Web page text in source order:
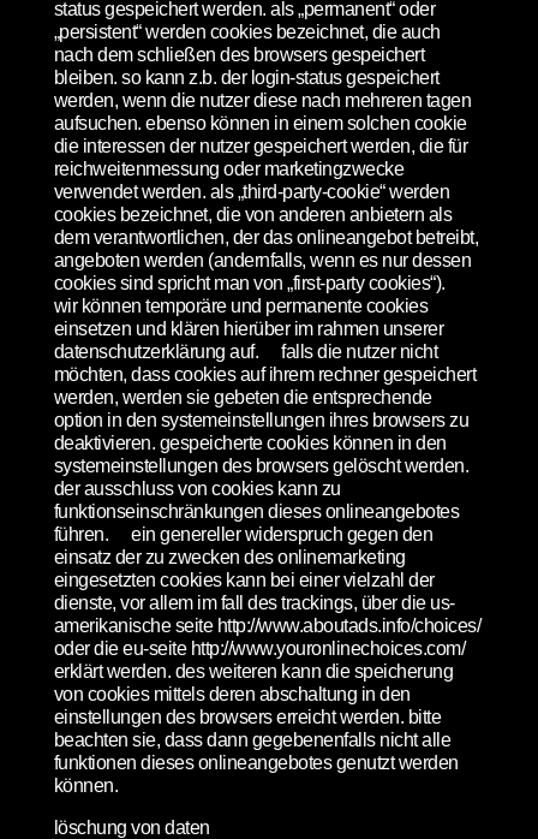
status gespeichert werden. als „permanent“ oder
„persistent“ werden cookies bezeichnet, die auch
nach dem schließen des browsers gespeichert
bleiben. so kann z.b. der login-status gespeichert
werden, wenn die nutzer diese nach mehreren tagen
aufsuchen. ebenso können in einem solchen cookie
die interessen der nutzer gespeichert werden, die für
reichweitenmessung oder marketingzwecke
verwendet werden. als „third-party-cookie“ werden
cookies bezeichnet, die von anderen anbietern als
dem verantwortlichen, der das onlineangebot betreibt,
angeboten werden (andernfalls, wenn es nur dessen
cookies sind spricht man von „first-party cookies“).
wir können temporäre und permanente cookies
einsetzen und klären hierüber im rahmen unserer
datenschutzerklärung auf. falls die nutzer nicht
möchten, dass cookies auf ihrem rechner gespeichert
werden, werden sie gebeten die entsprechende
option in den systemeinstellungen ihres browsers zu
deaktivieren. gespeicherte cookies können in den
systemeinstellungen des browsers gelöscht werden.
der ausschluss von cookies kann zu
funktionseinschränkungen dieses onlineangebotes
führen. ein genereller widerspruch gegen den
einsatz der zu zwecken des onlinemarketing
eingesetzten cookies kann bei einer vielzahl der
dienste, vor allem im fall des trackings, über die us-
amerikanische seite http://www.aboutads.info/choices/
oder die eu-seite http://www.youronlinechoices.com/
erklärt werden. des weiteren kann die speicherung
von cookies mittels deren abschaltung in den
einstellungen des browsers erreicht werden. bitte
beachten sie, dass dann gegebenenfalls nicht alle
funktionen dieses onlineangebotes genutzt werden
können.
löschung von daten